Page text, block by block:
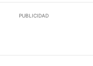
PUBLICIDAD